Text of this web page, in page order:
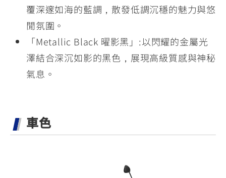
覆深邃如海的藍調，散發低調沉穩的魅力與悠
閒氛圍。
「Metallic Black 曜影黑」:以閃耀的金屬光
澤結合深沉如影的黑色，展現高級質感與神秘
氣息。
車色